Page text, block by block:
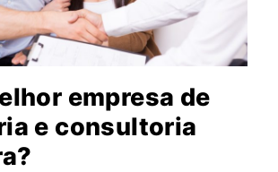
empresa de
e consultoria